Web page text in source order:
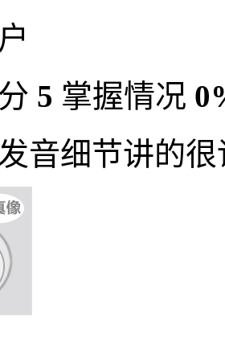
5 掌握情况
音细节讲的